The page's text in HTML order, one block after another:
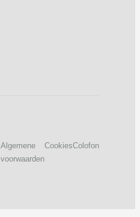
Algemene
voorwaarden
CookiesColofon